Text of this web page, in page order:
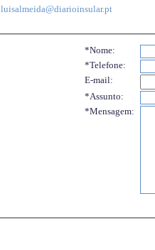
luisalmeida@diarioinsular.pt
*Nome:
*Telefone:
E-mail:
*Assunto:
*Mensagem: